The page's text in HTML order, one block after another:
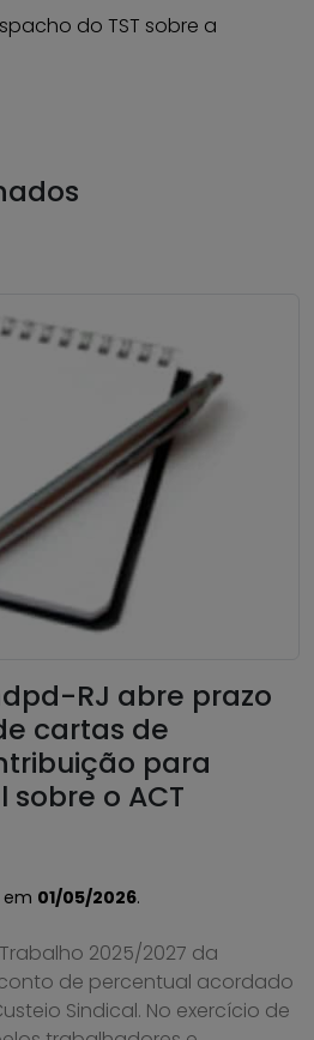
do TST sobre a
RJ abre prazo
cartas de
para
o ACT
em 01/05/2026.
2025/2027 da
de percentual acordado
Sindical. No exercício de